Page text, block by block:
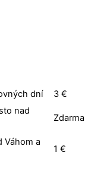
dní 3 €
nad
Zdarma
Váhom a
1 €